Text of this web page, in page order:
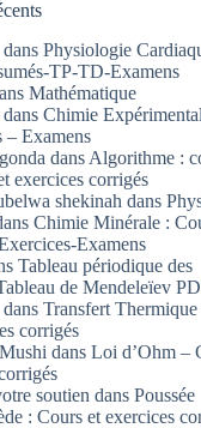
dans Physiologie
TP-TD-Examens
Mathématique
dans Chimie
– Examens
dans Algorithme :
exercices corrigés
shekinah dans
Chimie Minérale :
Examens
Tableau périodique des
de Mendeleïev
dans Transfert
corrigés
dans Loi d’Ohm –
soutien dans Poussée
: Cours et exercices